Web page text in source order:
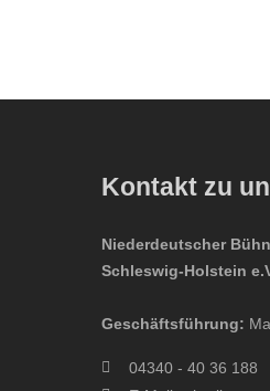
Kontakt zu
Niederdeutscher
Schleswig-Holstein
Geschäftsführung:
04340 - 40 36 188